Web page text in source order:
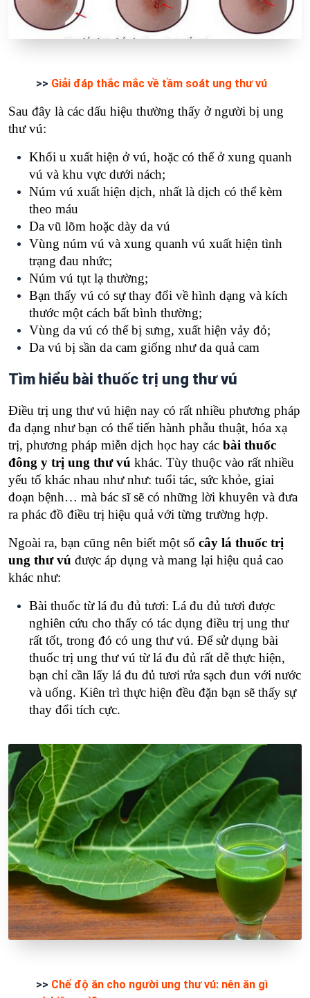
>> Giải đáp thắc mắc về tầm soát ung thư vú
Sau đây là các dấu hiệu thường thấy ở người bị ung
thư vú:
Khối u xuất hiện ở vú, hoặc có thể ở xung quanh
vú và khu vực dưới nách;
Núm vú xuất hiện dịch, nhất là dịch có thể kèm
theo máu
Da vũ lõm hoặc dày da vú
Vùng núm vú và xung quanh vú xuất hiện tình
trạng đau nhức;
Núm vú tụt lạ thường;
Bạn thấy vú có sự thay đổi về hình dạng và kích
thước một cách bất bình thường;
Vùng da vú có thể bị sưng, xuất hiện vảy đỏ;
Da vú bị sần da cam giống như da quả cam
Tìm hiểu bài thuốc trị ung thư vú
Điều trị ung thư vú hiện nay có rất nhiều phương pháp
đa dạng như bạn có thể tiến hành phẫu thuật, hóa xạ
trị, phương pháp miễn dịch học hay các bài thuốc
đông y trị ung thư vú khác. Tùy thuộc vào rất nhiều
yếu tố khác nhau như như: tuổi tác, sức khỏe, giai
đoạn bệnh… mà bác sĩ sẽ có những lời khuyên và đưa
ra phác đồ điều trị hiệu quả với từng trường hợp.
Ngoài ra, bạn cũng nên biết một số cây lá thuốc trị
ung thư vú được áp dụng và mang lại hiệu quả cao
khác như:
Bài thuốc từ lá đu đủ tươi: Lá đu đủ tươi được
nghiên cứu cho thấy có tác dụng điều trị ung thư
rất tốt, trong đó có ung thư vú. Để sử dụng bài
thuốc trị ung thư vú từ lá đu đủ rất dễ thực hiện,
bạn chỉ cần lấy lá đu đủ tươi rửa sạch đun với nước
và uống. Kiên trì thực hiện đều đặn bạn sẽ thấy sự
thay đổi tích cực.
>> Chế độ ăn cho người ung thư vú: nên ăn gì